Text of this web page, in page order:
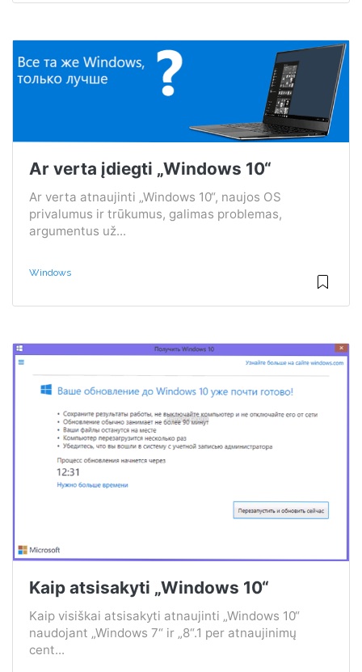
Ar verta įdiegti „Windows 10“
Ar verta atnaujinti „Windows 10“, naujos OS
privalumus ir trūkumus, galimas problemas,
argumentus už...
Windows
Kaip atsisakyti „Windows 10“
Kaip visiškai atsisakyti atnaujinti „Windows 10“
naudojant „Windows 7“ ir „8“.1 per atnaujinimų
cent...